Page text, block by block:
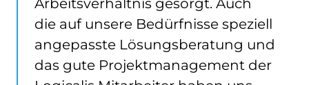
Arbeitsverhältnis gesorgt. Auch
die auf unsere Bedürfnisse speziell
angepasste Lösungsberatung und
das gute Projektmanagement der